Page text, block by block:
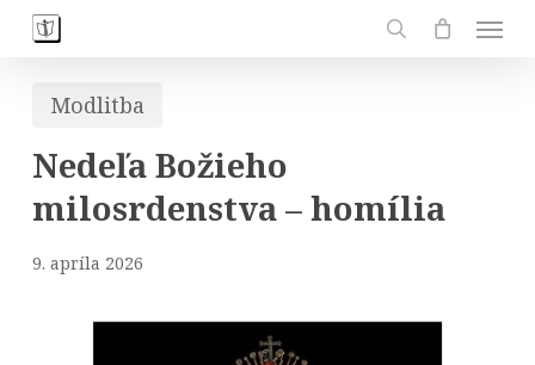
Skip
contentModlitba
Nedeľa Božieho
milosrdenstva – homília
9. apríla 2026